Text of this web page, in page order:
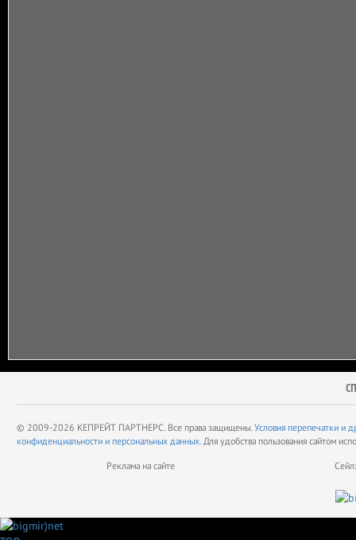
© 2009-2026 КЕПРЕЙТ ПАРТНЕРС. Все права защищены. Условия перепечатки и
конфиденциальности и персональных данных. Для удобства пользования сайтом
Реклама на сайте